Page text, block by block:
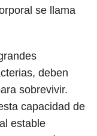
se llama
deben
sobrevivir.
capacidad de
estable